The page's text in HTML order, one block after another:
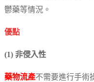
鬱藥等情況。
優點
(1) 非侵入性
藥物流產不需要進行手術